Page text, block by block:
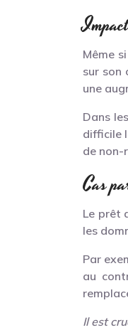
Même
sur son
une
Dans
difficile
de non-
Cas
Le prêt
les
Par
au
Il est